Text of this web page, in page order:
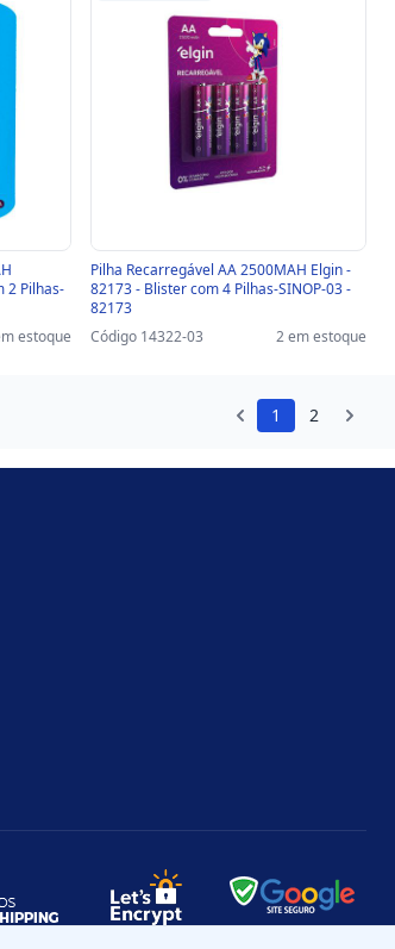
2 Pilhas-
estoque
Pilha Recarregável AA 2500MAH Elgin -
82173 - Blister com 4 Pilhas-SINOP-03 -
82173
Código 14322-03
2 em estoque
1 2